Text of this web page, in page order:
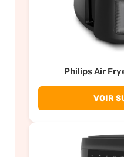
Philips Air
VOIR